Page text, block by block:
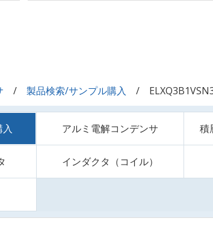
製品検索/サンプル購入
アルミ電解コンデンサ 積
インダクタ（コイル）